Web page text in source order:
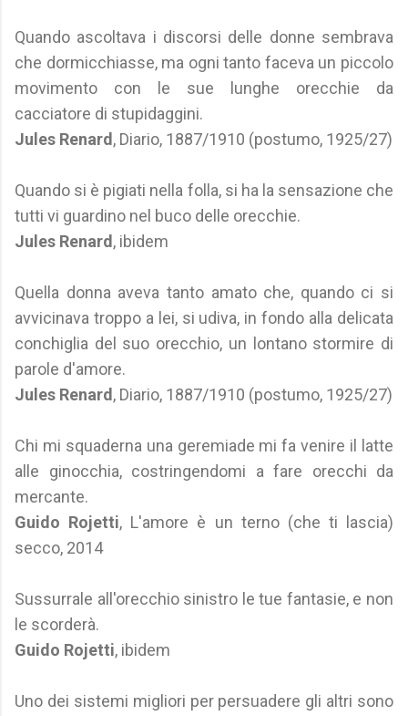
Quando ascoltava i discorsi delle donne sembrava
che dormicchiasse, ma ogni tanto faceva un piccolo
movimento con le sue lunghe orecchie da
cacciatore di stupidaggini.
Jules Renard , Diario, 1887/1910 (postumo, 1925/27)
Quando si è pigiati nella folla, si ha la sensazione che
tutti vi guardino nel buco delle orecchie.
Jules Renard , ibidem
Quella donna aveva tanto amato che, quando ci si
avvicinava troppo a lei, si udiva, in fondo alla delicata
conchiglia del suo orecchio, un lontano stormire di
parole d'amore.
Jules Renard , Diario, 1887/1910 (postumo, 1925/27)
Chi mi squaderna una geremiade mi fa venire il latte
alle ginocchia, costringendomi a fare orecchi da
mercante.
Guido Rojetti, L'amore è un terno (che ti lascia)
secco, 2014
Sussurrale all'orecchio sinistro le tue fantasie, e non
le scorderà.
Guido Rojetti, ibidem
Uno dei sistemi migliori per persuadere gli altri sono